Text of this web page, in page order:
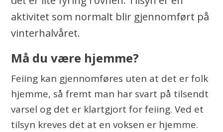
d
n
g
aktivitet som normalt blir gjennomført på
vinterhalvåret.
Må du være hjemme?
Feiing kan gjennomføres uten at det er folk
hjemme, så fremt man har svart på tilsendt
varsel og det er klartgjort for feiing. Ved et
tilsyn kreves det at en voksen er hjemme.